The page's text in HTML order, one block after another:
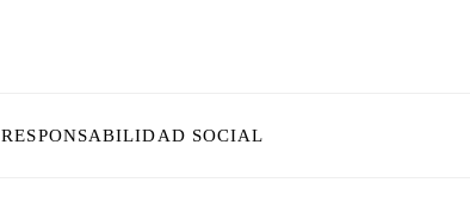
RESPONSABILIDAD SOCIAL